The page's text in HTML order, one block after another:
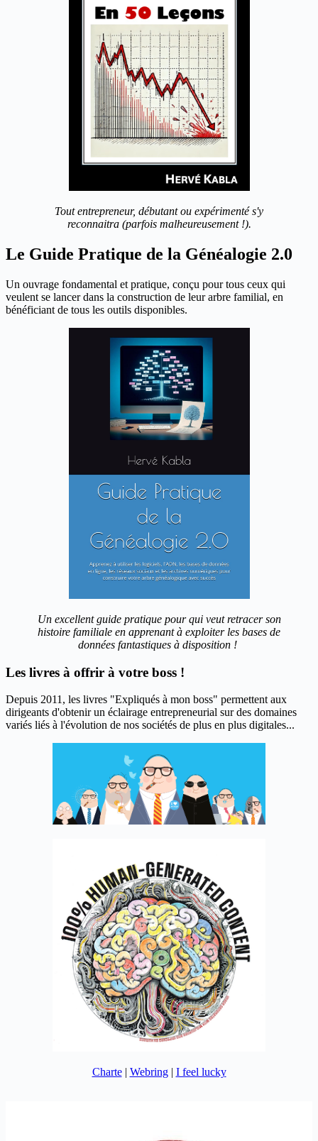
Tout entrepreneur, débutant ou expérimenté s'y
reconnaitra (parfois malheureusement !).
Le Guide Pratique de la Généalogie 2.0
Un ouvrage fondamental et pratique, conçu pour tous ceux qui
veulent se lancer dans la construction de leur arbre familial, en
bénéficiant de tous les outils disponibles.
Un excellent guide pratique pour qui veut retracer son
histoire familiale en apprenant à exploiter les bases de
données fantastiques à disposition !
Les livres à offrir à votre boss !
Depuis 2011, les livres "Expliqués à mon boss" permettent aux
dirigeants d'obtenir un éclairage entrepreneurial sur des domaines
variés liés à l'évolution de nos sociétés de plus en plus digitales...
Charte| Webring| I feel lucky